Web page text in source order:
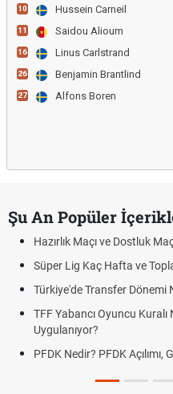
10 Hussein Carneil
11 Saidou Alioum
16 Linus Carlstrand
26 Benjamin Brantlind
27 Alfons Boren
Şu An Popüler
Hazırlık Maçı ve Dostluk
Süper Lig Kaç Hafta ve
Türkiye'de Transfer Dönemi
TFF Yabancı Oyuncu Kuralı
Uygulanıyor?
PFDK Nedir? PFDK